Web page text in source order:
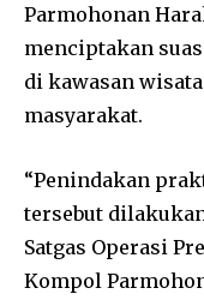
Parmohonan
menciptakan
di kawasan
masyarakat.
“Penindakan
tersebut
Satgas Operasi
Kompol